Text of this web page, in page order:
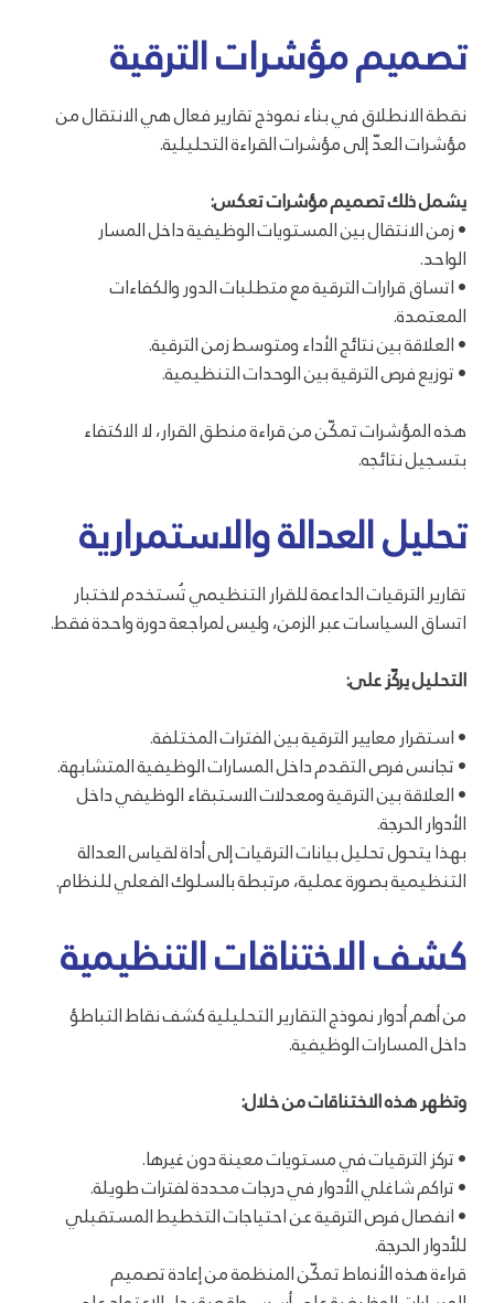
تصميم مؤشرات الترقية
نقطة الانطلاق في بناء نموذج تقارير فعال هي الانتقال من
مؤشرات العدّ إلى مؤشرات القراءة التحليلية.
يشمل ذلك تصميم مؤشرات تعكس:
• زمن الانتقال بين المستويات الوظيفية داخل المسار
الواحد.
• اتساق قرارات الترقية مع متطلبات الدور والكفاءات
المعتمدة.
• العلاقة بين نتائج الأداء ومتوسط زمن الترقية.
• توزيع فرص الترقية بين الوحدات التنظيمية.
هذه المؤشرات تمكّن من قراءة منطق القرار، لا الاكتفاء
بتسجيل نتائجه.
تحليل العدالة والاستمرارية
تقارير الترقيات الداعمة للقرار التنظيمي تُستخدم لاختبار
اتساق السياسات عبر الزمن، وليس لمراجعة دورة واحدة فقط.
التحليل يركّز على:
• استقرار معايير الترقية بين الفترات المختلفة.
• تجانس فرص التقدم داخل المسارات الوظيفية المتشابهة.
• العلاقة بين الترقية ومعدلات الاستبقاء الوظيفي داخل
الأدوار الحرجة.
بهذا يتحول تحليل بيانات الترقيات إلى أداة لقياس العدالة
التنظيمية بصورة عملية، مرتبطة بالسلوك الفعلي للنظام.
كشف الاختناقات التنظيمية
من أهم أدوار نموذج التقارير التحليلية كشف نقاط التباطؤ
داخل المسارات الوظيفية.
وتظهر هذه الاختناقات من خلال:
• تركز الترقيات في مستويات معينة دون غيرها.
• تراكم شاغلي الأدوار في درجات محددة لفترات طويلة.
• انفصال فرص الترقية عن احتياجات التخطيط المستقبلي
للأدوار الحرجة.
قراءة هذه الأنماط تمكّن المنظمة من إعادة تصميم